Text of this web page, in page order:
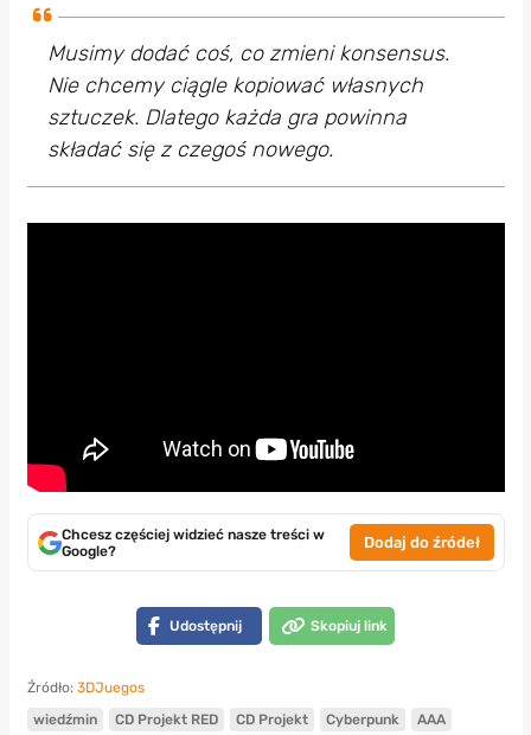
Musimy dodać coś, co zmieni konsensus.
Nie chcemy ciągle kopiować własnych
sztuczek. Dlatego każda gra powinna
składać się z czegoś nowego.
Chcesz częściej widzieć nasze treści w
Google?
Dodaj do źródeł
Udostępnij Skopiuj link
Źródło: 3DJuegos
wiedźmin
CD Projekt RED CD Projekt Cyberpunk
AAA